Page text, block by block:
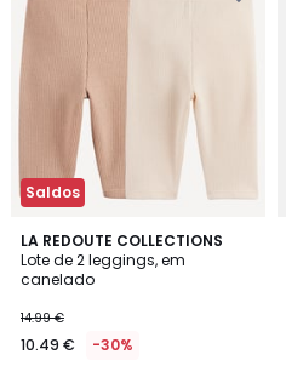
Saldos
LA REDOUTE COLLECTIONS
Lote de 2 leggings, em
canelado
14.99 €
10.49 € -30%
5
/
5